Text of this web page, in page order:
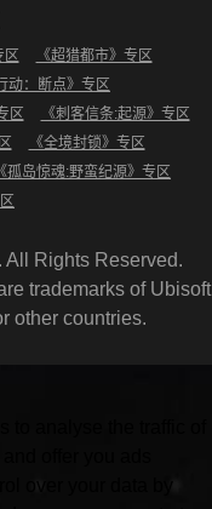
区
《超猎都市》专区
动：断点》专区
区
《刺客信条:起源》专区
《全境封锁》专区
《孤岛惊魂:野蛮纪源》专区
Rights Reserved.
trademarks of Ubisoft
other countries.